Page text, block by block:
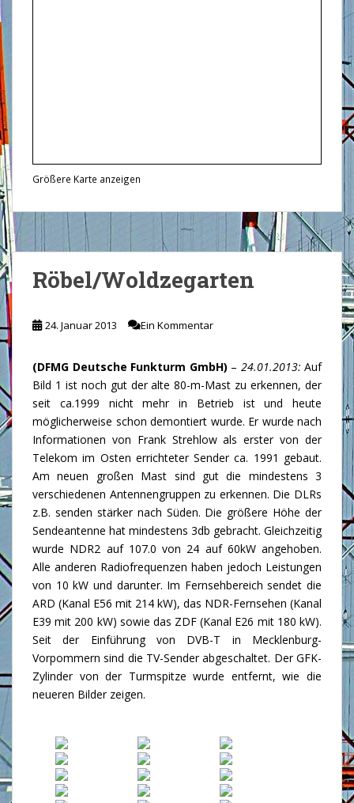
Größere Karte anzeigen
Röbel/Woldzegarten
24. Januar 2013 Ein Kommentar
(DFMG Deutsche Funkturm GmbH) – 24.01.2013: Auf
Bild 1 ist noch gut der alte 80-m-Mast zu erkennen, der
seit ca.1999 nicht mehr in Betrieb ist und heute
möglicherweise schon demontiert wurde. Er wurde nach
Informationen von Frank Strehlow als erster von der
Telekom im Osten errichteter Sender ca. 1991 gebaut.
Am neuen großen Mast sind gut die mindestens 3
verschiedenen Antennengruppen zu erkennen. Die DLRs
z.B. senden stärker nach Süden. Die größere Höhe der
Sendeantenne hat mindestens 3db gebracht. Gleichzeitig
wurde NDR2 auf 107.0 von 24 auf 60kW angehoben.
Alle anderen Radiofrequenzen haben jedoch Leistungen
von 10 kW und darunter. Im Fernsehbereich sendet die
ARD (Kanal E56 mit 214 kW), das NDR-Fernsehen (Kanal
E39 mit 200 kW) sowie das ZDF (Kanal E26 mit 180 kW).
Seit der Einführung von DVB-T in Mecklenburg-
Vorpommern sind die TV-Sender abgeschaltet. Der GFK-
Zylinder von der Turmspitze wurde entfernt, wie die
neueren Bilder zeigen.